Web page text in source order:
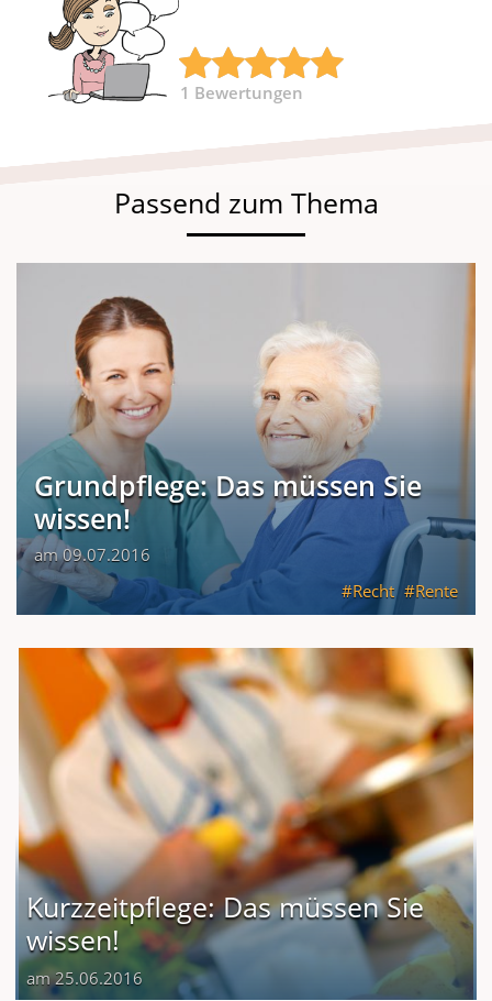
1 Bewertungen
Passend zum Thema
Grundpflege: Das müssen Sie
wissen!
am 09.07.2016
Recht
Rente
Kurzzeitpflege: Das müssen Sie
wissen!
am 25.06.2016